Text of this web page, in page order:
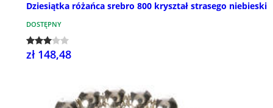
Dziesiątka różańca srebro 800 kryształ strasego niebieski
DOSTĘPNY
zł 148,48